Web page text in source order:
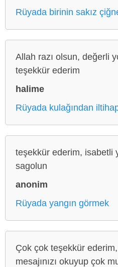
Rüyada birinin sakız
Allah razı olsun, değerli
teşekkür ederim
halime
Rüyada kulağından
teşekkür ederim, isabetli
sagolun
anonim
Rüyada yangın görmek
Çok çok teşekkür
mesajınızı okuyup çok